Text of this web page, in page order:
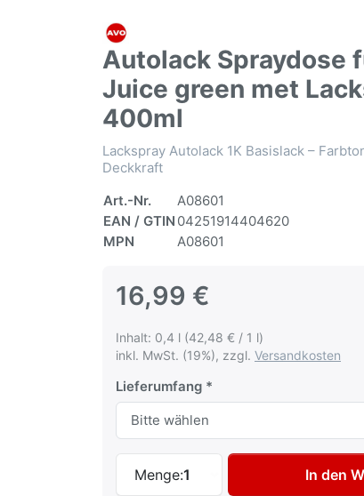
Autolack Spraydose
Juice green met
400ml
Lackspray Autolack 1K Basislack –
Deckkraft
Art.-Nr.
A08601
EAN / GTIN 04251914404620
MPN
A08601
16,99 €
Inhalt: 0,4 l (42,48 € / 1 l)
inkl. MwSt. (19%), zzgl. Versandkosten
Lieferumfang
Menge:1
Autolack Spraydose
In den